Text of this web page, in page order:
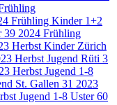
Frühling Kinder 1+2
39 2024 Frühling
Herbst Kinder Zürich
Herbst Jugend Rüti 3
Herbst Jugend 1-8
St. Gallen 31 2023
Jugend 1-8 Uster60